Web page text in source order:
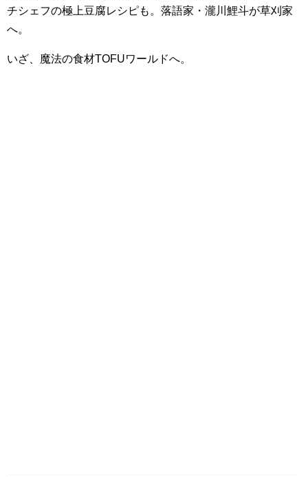
チシェフの極上豆腐レシピも。落語家・瀧川鯉斗が草刈家
へ。
いざ、魔法の食材TOFUワールドへ。